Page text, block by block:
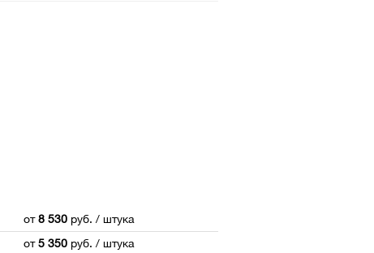
от8 530 руб. / штука
от5 350 руб. / штука